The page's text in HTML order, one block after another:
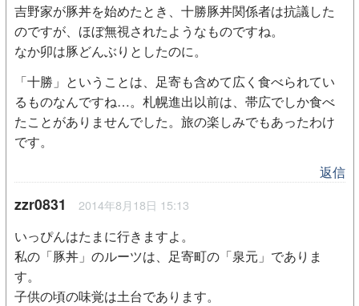
吉野家が豚丼を始めたとき、十勝豚丼関係者は抗議した
のですが、ほぼ無視されたようなものですね。
なか卯は豚どんぶりとしたのに。
「十勝」ということは、足寄も含めて広く食べられてい
るものなんですね…。札幌進出以前は、帯広でしか食べ
たことがありませんでした。旅の楽しみでもあったわけ
です。
返信
zzr0831 2014年8月18日 15:13
いっぴんはたまに行きますよ。
私の「豚丼」のルーツは、足寄町の「泉元」でありま
す。
子供の頃の味覚は土台であります。